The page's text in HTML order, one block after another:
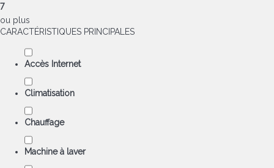
7
ou plus
CARACTÉRISTIQUES PRINCIPALES
Accès Internet
Climatisation
Chauffage
Machine à laver